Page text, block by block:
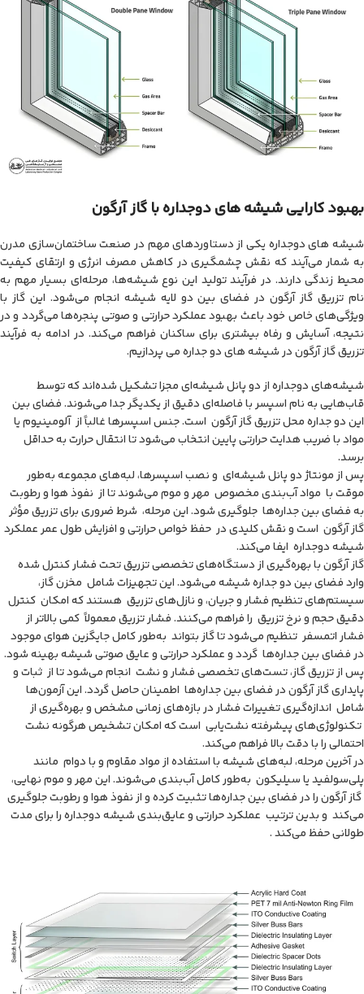
بهبود کارایی شیشه های دوجداره با گاز آرگون
شیشه‌ های دوجداره یکی از دستاوردهای مهم در صنعت ساختمان‌سازی مدرن
به شمار می‌آیند که نقش چشمگیری در کاهش مصرف انرژی و ارتقای کیفیت
محیط زندگی دارند. در فرآیند تولید این نوع شیشه‌ها، مرحله‌ای بسیار مهم به
نام تزریق گاز آرگون در فضای بین دو لایه شیشه انجام می‌شود. این گاز با
ویژگی‌های خاص خود باعث بهبود عملکرد حرارتی و صوتی پنجره‌ها می‌گردد و در
نتیجه، آسایش و رفاه بیشتری برای ساکنان فراهم می‌کند. در ادامه به فرآیند
تزریق گاز آرگون در شیشه های دو جداره می پردازیم.
شیشه‌های دوجداره از دو پانل شیشه‌ای مجزا تشکیل شده‌اند که توسط
قاب‌هایی به نام اسپسر با فاصله‌ای دقیق از یکدیگر جدا می‌شوند. فضای بین
این دو جداره محل تزریق گاز آرگون است. جنس اسپسرها غالباً از آلومینیوم یا
مواد با ضریب هدایت حرارتی پایین انتخاب می‌شود تا انتقال حرارت به حداقل
برسد.
پس از مونتاژ دو پانل شیشه‌ای و نصب اسپسرها، لبه‌های مجموعه به‌طور
موقت با مواد آب‌بندی مخصوص مهر و موم می‌شوند تا از نفوذ هوا و رطوبت
به فضای بین جداره‌ها جلوگیری شود. این مرحله، شرط ضروری برای تزریق مؤثر
گاز آرگون است و نقش کلیدی در حفظ خواص حرارتی و افزایش طول عمر عملکرد
شیشه دوجداره ایفا می‌کند.
گاز آرگون با بهره‌گیری از دستگاه‌های تخصصی تزریق تحت فشار کنترل ‌شده
وارد فضای بین دو جداره شیشه می‌شود. این تجهیزات شامل مخزن گاز،
سیستم‌های تنظیم فشار و جریان، و نازل‌های تزریق هستند که امکان کنترل
دقیق حجم و نرخ تزریق را فراهم می‌کنند. فشار تزریق معمولاً کمی بالاتر از
فشار اتمسفر تنظیم می‌شود تا گاز بتواند به‌طور کامل جایگزین هوای موجود
در فضای بین جداره‌ها گردد و عملکرد حرارتی و عایق صوتی شیشه بهینه شود.
پس از تزریق گاز، تست‌های تخصصی فشار و نشت انجام می‌شود تا از ثبات و
پایداری گاز آرگون در فضای بین جداره‌ها اطمینان حاصل گردد. این آزمون‌ها
شامل اندازه‌گیری تغییرات فشار در بازه‌های زمانی مشخص و بهره‌گیری از
تکنولوژی‌های پیشرفته نشت‌یابی است که امکان تشخیص هرگونه نشت
احتمالی را با دقت بالا فراهم می‌کند.
در آخرین مرحله، لبه‌های شیشه با استفاده از مواد مقاوم و با دوام مانند
پلی‌سولفید یا سیلیکون به‌طور کامل آب‌بندی می‌شوند. این مهر و موم نهایی،
گاز آرگون را در فضای بین جداره‌ها تثبیت کرده و از نفوذ هوا و رطوبت جلوگیری
می‌کند و بدین ترتیب عملکرد حرارتی و عایق‌بندی شیشه دوجداره را برای مدت
طولانی حفظ می‌کند .